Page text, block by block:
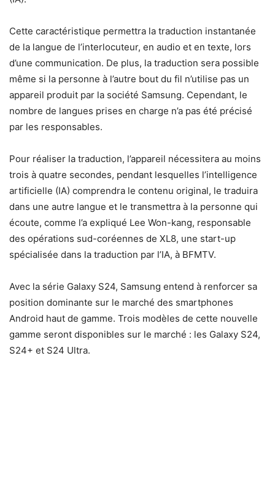
Cette caractéristique permettra la traduction instantanée
de la langue de l’interlocuteur, en audio et en texte, lors
d’une communication. De plus, la traduction sera possible
même si la personne à l’autre bout du fil n’utilise pas un
appareil produit par la société Samsung. Cependant, le
nombre de langues prises en charge n’a pas été précisé
par les responsables.
Pour réaliser la traduction, l’appareil nécessitera au moins
trois à quatre secondes, pendant lesquelles l’intelligence
artificielle (IA) comprendra le contenu original, le traduira
dans une autre langue et le transmettra à la personne qui
écoute, comme l’a expliqué Lee Won-kang, responsable
des opérations sud-coréennes de XL8, une start-up
spécialisée dans la traduction par l’IA, à BFMTV.
Avec la série Galaxy S24, Samsung entend à renforcer sa
position dominante sur le marché des smartphones
Android haut de gamme. Trois modèles de cette nouvelle
gamme seront disponibles sur le marché : les Galaxy S24,
S24+ et S24 Ultra.